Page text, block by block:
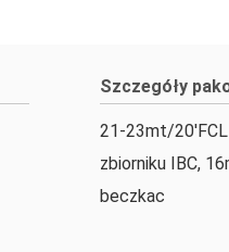
Szczegóły
21-23mt/
zbiorniku IBC,
beczkac